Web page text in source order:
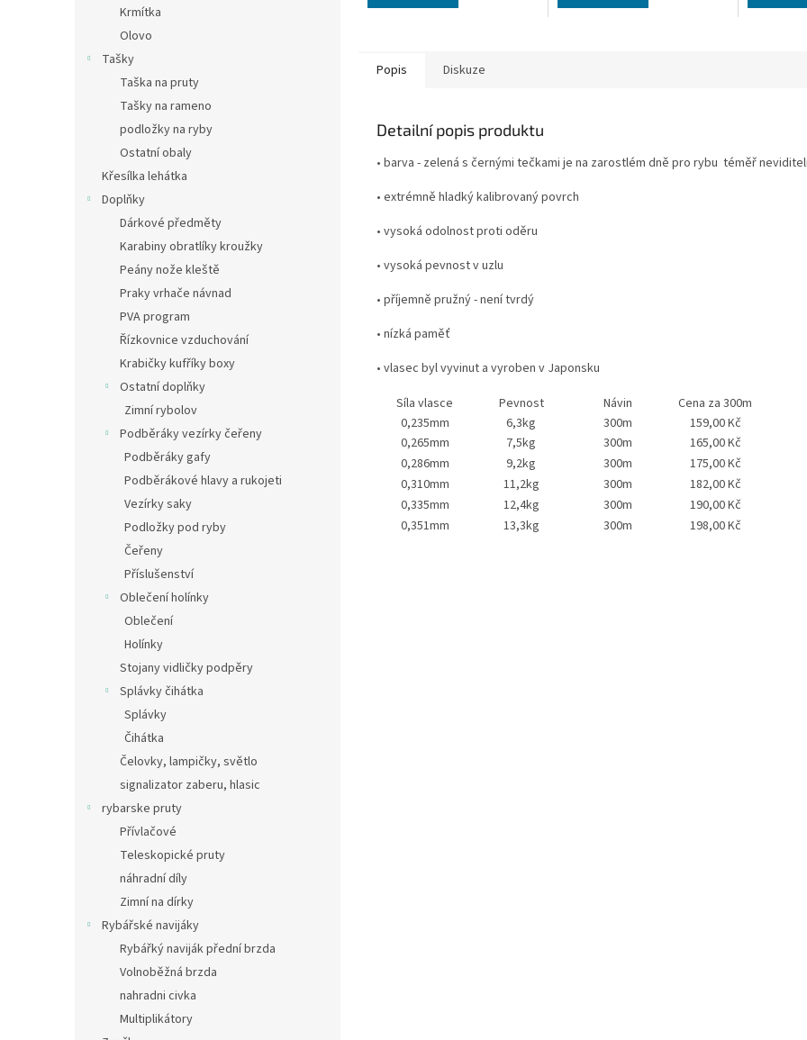
Krmítka
Olovo
Tašky
Taška na pruty
Tašky na rameno
podložky na ryby
Ostatní obaly
Křesílka lehátka
Doplňky
Dárkové předměty
Karabiny obratlíky kroužky
Peány nože kleště
Praky vrhače návnad
PVA program
Řízkovnice vzduchování
Krabičky kufříky boxy
Ostatní doplňky
Zimní rybolov
Podběráky vezírky čeřeny
Podběráky gafy
Podběrákové hlavy a rukojeti
Vezírky saky
Podložky pod ryby
Čeřeny
Příslušenství
Oblečení holínky
Oblečení
Holínky
Stojany vidličky podpěry
Splávky čihátka
Splávky
Čihátka
Čelovky, lampičky, světlo
signalizator zaberu, hlasic
rybarske pruty
Přívlačové
Teleskopické pruty
náhradní díly
Zimní na dírky
Rybářské navijáky
Rybářký naviják přední brzda
Volnoběžná brzda
nahradni civka
Multiplikátory
Popis Diskuze
Detailní popis produktu
• barva - zelená s černými tečkami je na zarostlém dně pro rybu téměř
• extrémně hladký kalibrovaný povrch
• vysoká odolnost proti oděru
• vysoká pevnost v uzlu
• příjemně pružný - není tvrdý
• nízká paměť
• vlasec byl vyvinut a vyroben v Japonsku
Síla vlasce
Pevnost Návin
Cena za 300m
0,235mm
6,3kg 300m
159,00 Kč
0,265mm
7,5kg 300m
165,00 Kč
0,286mm
9,2kg 300m
175,00 Kč
0,310mm
11,2kg 300m
182,00 Kč
0,335mm
12,4kg 300m
190,00 Kč
0,351mm
13,3kg 300m 198,00 Kč